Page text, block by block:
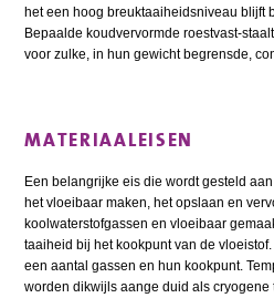
het een hoog breuktaaiheidsniveau blijft
Bepaalde koudvervormde roestvast-
voor zulke, in hun gewicht begrensde,
MATERIAALEISEN
Een belangrijke eis die wordt gesteld
het vloeibaar maken, het opslaan en
koolwaterstofgassen en vloeibaar
taaiheid bij het kookpunt van de
een aantal gassen en hun kookpunt.
worden dikwijls aange duid als